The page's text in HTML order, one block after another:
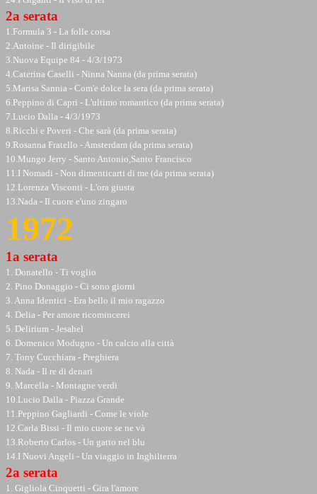
2a serata
1.Formula 3 - La folle corsa
2.Antoine - Il dirigibile
3.Nuova Equipe 84 - 4/3/1973
4.Caterina Caselli - Ninna Nanna (da prima serata)
5.Marisa Sannia - Com'e dolce la sera (da prima serata)
6.Peppino di Capri - L'ultimo romantico (da prima serata)
7.Lucio Dalla - 4/3/1973
8.Ricchi e Poveri - Che sarà (da prima serata)
9.Rosanna Fratello - Amsterdam (da prima serata)
10.Mungo Jerry - Santo Antonio,Santo Francisco
11.I Nomadi - Non dimenticarti di me (da prima serata)
12.Lorenza Visconti - L'ora giusta
13.Nada - Il cuore e'uno zingaro
1972
1a serata
1. Donatello - Ti voglio
2. Pino Donaggio - Ci sono giorni
3. Anna Identici - Era bello il mio ragazzo
4. Delia - Per amore ricomincerei
5. Delirium - Jesahel
6. Domenico Modugno - Un calcio alla città
7. Tony Cucchiara - Preghiera
8. Nada - Il re di denari
9. Marcella - Montagne verdi
10.Lucio Dalla - Piazza Grande
11.Peppino Gagliardi - Come le viole
12.Carla Bissi - Il mio cuore se ne và
13.Roberto Carlos - Un gatto nel blu
14.I Nuovi Angeli - Un viaggio in Inghilterra
2a serata
1. Gigliola Cinquetti - Gira l'amore